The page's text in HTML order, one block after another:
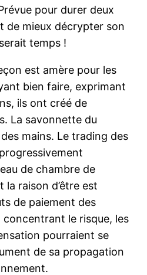
pour durer deux
de mieux décrypter son
temps !
est amère pour les
bien faire, exprimant
ils ont créé de
La savonnette du
mains. Le trading des
de chambre de
raison d’être est
de paiement des
le risque, les
pourraient se
de sa propagation